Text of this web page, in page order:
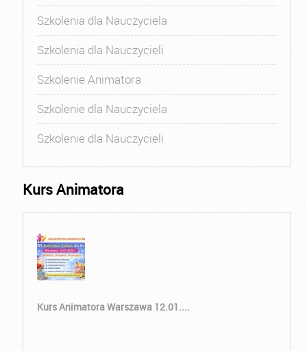
Szkolenia dla Nauczyciela
Szkolenia dla Nauczycieli
Szkolenie Animatora
Szkolenie dla Nauczyciela
Szkolenie dla Nauczycieli
Kurs Animatora
Kurs Animatora Warszawa 12.01....